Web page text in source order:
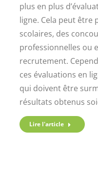
plus en plus
ligne. Cela peut être
scolaires, des
professionnelles ou
recrutement.
ces évaluations en
qui doivent être
résultats obtenus
Lire l'article